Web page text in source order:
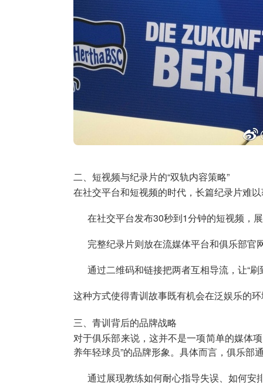
二、短视频与纪录片的“双轨内容策略”
在社交平台和短视频的时代，长篇纪录片难
在社交平台发布30秒到1分钟的短视频，
完整纪录片则放在流媒体平台和俱乐部
通过二维码和链接把两者互相导流，让“
这种方式使得青训故事既有机会在泛娱乐的
三、青训背后的品牌战略
对于俱乐部来说，这并不是一项简单的媒体
养年轻球员”的品牌形象。具体而言，俱乐部
通过展现教练如何耐心指导失误、如何安